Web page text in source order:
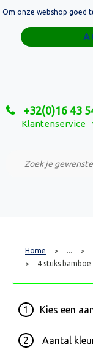
+32(0)16 43
Klantenservice
Home
Relatiegeschenken
Custom Made Projecten
Home > ... >
> 4 stuks
1 Kies een
2 Aantal
Om onze webshop goed